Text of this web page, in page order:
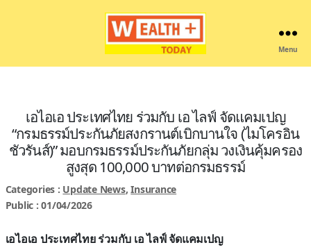
Menu
เอไอเอ ประเทศไทย ร่วมกับ เอ ไลฟ์ จัดแคมเปญ
“กรมธรรม์ประกันภัยสงกรานต์เบิกบานใจ (ไมโครอิน
ชัวรันส์)” มอบกรมธรรม์ประกันภัยกลุ่ม วงเงินคุ้มครอง
สูงสุด 100,000 บาทต่อกรมธรรม์
Categories : Update News,Insurance
Public : 01/04/2026
เอไอเอ ประเทศไทย ร่วมกับ เอ ไลฟ์ จัดแคมเปญ